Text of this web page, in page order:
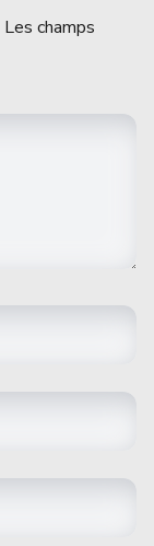
Les champs